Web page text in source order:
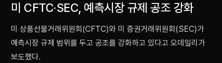
미 CFTC·SEC, 예측시장 규제 공조 강화
미 상품선물거래위원회(CFTC)와 미 증권거래위원회(SEC)가
예측시장 규제 범위를 두고 공조를 강화하고 있다고 오데일리가
보도했다.